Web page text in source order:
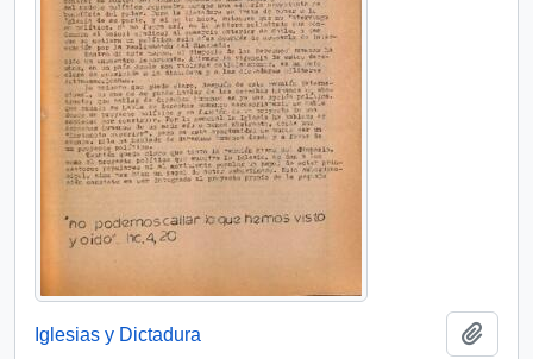
Iglesias y Dictadura